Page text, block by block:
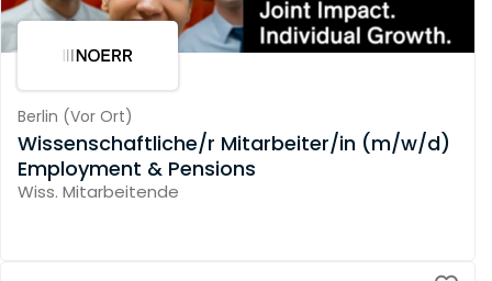
Berlin (Vor Ort)
Wissenschaftliche/r Mitarbeiter/in (m/w/d)
Employment & Pensions
Wiss. Mitarbeitende